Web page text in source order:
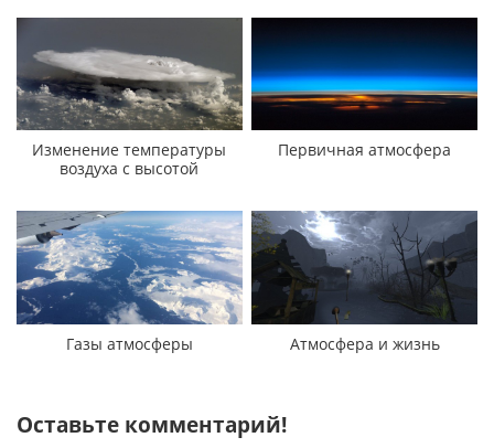
Изменение температуры
воздуха с высотой
Первичная атмосфера
Газы атмосферы Атмосфера и жизнь
Оставьте комментарий!